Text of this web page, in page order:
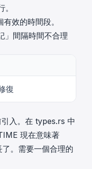
效的時間段。
」間隔時間不合理
復
入。在 types.rs 中
現在意味著
。需要一個合理的